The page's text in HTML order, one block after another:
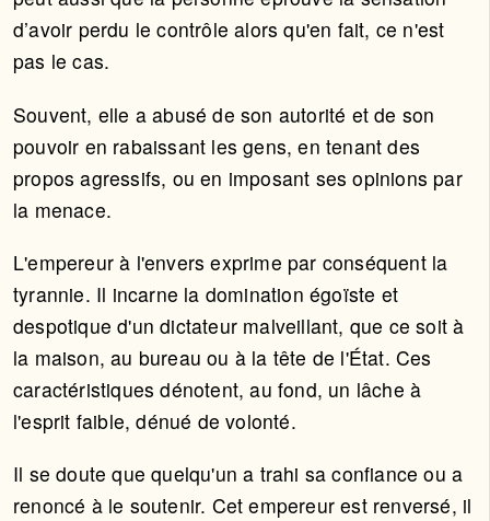
d’avoir perdu le contrôle alors qu'en fait, ce n'est
pas le cas.
Souvent, elle a abusé de son autorité et de son
pouvoir en rabaissant les gens, en tenant des
propos agressifs, ou en imposant ses opinions par
la menace.
L'empereur à l'envers exprime par conséquent la
tyrannie. Il incarne la domination égoïste et
despotique d'un dictateur malveillant, que ce soit à
la maison, au bureau ou à la tête de l'État. Ces
caractéristiques dénotent, au fond, un lâche à
l'esprit faible, dénué de volonté.
Il se doute que quelqu'un a trahi sa confiance ou a
renoncé à le soutenir. Cet empereur est renversé, il